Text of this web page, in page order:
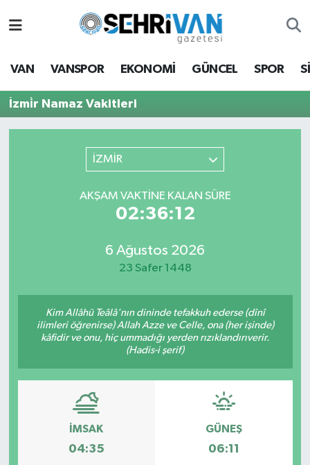
VAN VANSPOR EKONOMİ GÜNCEL SPOR
İzmi̇r Namaz Vakitleri
İZMİR
AKŞAM VAKTİNE KALAN SÜRE
02:36:12
6 Ağustos 2026
23 Safer 1448
Kim Allâhü Teâlâ'nın dininde tefakkuh ederse (dînî
ilimleri öğrenirse) Allah Azze ve Celle, ona (her işinde)
kâfidir ve onu, hiç ummadığı yerden rızıklandırıverir.
(Hadis-i şerif)
İMSAK
04:35
GÜNEŞ
06:11
Van Hava Durumu
Van Trafik Yoğunluk Haritası
Süper Lig Puan Durumu ve Fikstür
Son Dakika Haberleri